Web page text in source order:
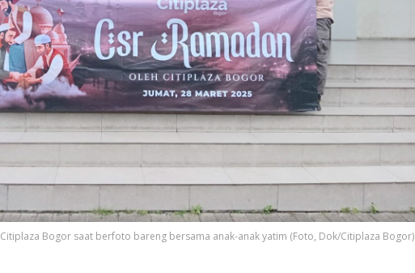
Citiplaza Bogor saat berfoto bareng bersama anak-anak yatim (Foto, Dok/Citiplaza Bogor)